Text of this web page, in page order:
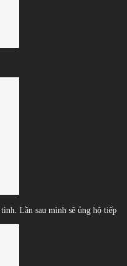
Lần sau mình sẽ ủng hộ tiếp